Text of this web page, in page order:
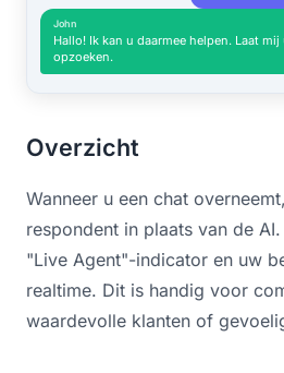
Overzicht
Wanneer u een chat
respondent in plaats van de
"Live Agent"-indicator en uw
realtime. Dit is handig voor
waardevolle klanten of
John
Hallo! Ik kan u daarmee helpen. Laat
opzoeken.